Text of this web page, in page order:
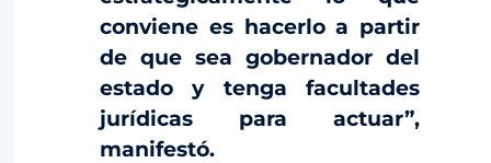
conviene es hacerlo a partir
de que sea gobernador del
estado y tenga facultades
jurídicas para actuar”,
manifestó.